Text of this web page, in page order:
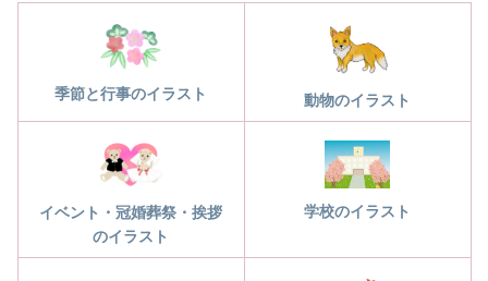
季節と行事のイラスト 動物のイラスト
イベント・冠婚葬祭・挨拶
のイラスト
学校のイラスト